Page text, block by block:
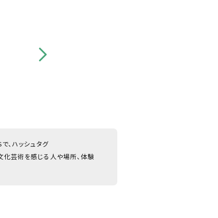
、ハッシュタグ
化芸術を感じる人や場所、体験